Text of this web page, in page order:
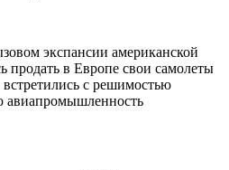
экспансии американской
продать в Европе свои самолеты
с решимостью
авиапромышленность